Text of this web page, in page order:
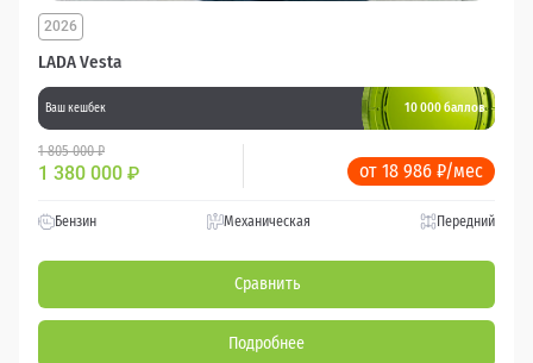
LADA Vesta
2026
Ваш кешбек 10 000 баллов
1 805 000 ₽
1 380 000 ₽ от 18 986 ₽/мес
Бензин Механическая Передний
Сравнить
Подробнее